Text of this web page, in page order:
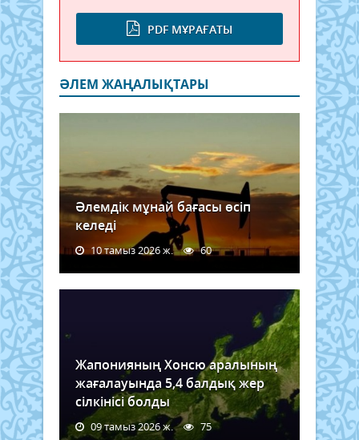
PDF МҰРАҒАТЫ
ӘЛЕМ ЖАҢАЛЫҚТАРЫ
Әлемдік мұнай бағасы өсіп
келеді
10 тамыз 2026 ж. 60
Жапонияның Хонсю аралының
жағалауында 5,4 балдық жер
сілкінісі болды
09 тамыз 2026 ж. 75